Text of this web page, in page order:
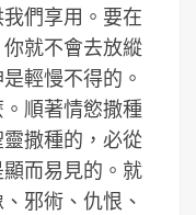
們享用。要在
就不會去放縱
輕慢不得的。
順著情慾撒種
撒種的，必從
而易見的。就
邪術、仇恨、